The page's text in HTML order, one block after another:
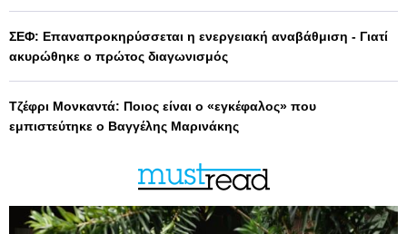
ΣΕΦ: Επαναπροκηρύσσεται η ενεργειακή αναβάθμιση - Γιατί
ακυρώθηκε ο πρώτος διαγωνισμός
Τζέφρι Μονκαντά: Ποιος είναι ο «εγκέφαλος» που
εμπιστεύτηκε ο Βαγγέλης Μαρινάκης